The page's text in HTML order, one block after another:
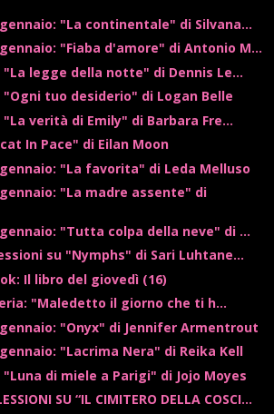
"La continentale" di Silvana...
"Fiaba d'amore" di Antonio M...
"La legge della notte" di Dennis Le...
"Ogni tuo desiderio" di Logan Belle
"La verità di Emily" di Barbara Fre...
In Pace" di Eilan Moon
"La favorita" di Leda Melluso
"La madre assente" di
"Tutta colpa della neve" di ...
su "Nymphs" di Sari Luhtane...
Il libro del giovedì (16)
"Maledetto il giorno che ti h...
"Onyx" di Jennifer Armentrout
"Lacrima Nera" di Reika Kell
"Luna di miele a Parigi" di Jojo Moyes
SU “IL CIMITERO DELLA COSCI...